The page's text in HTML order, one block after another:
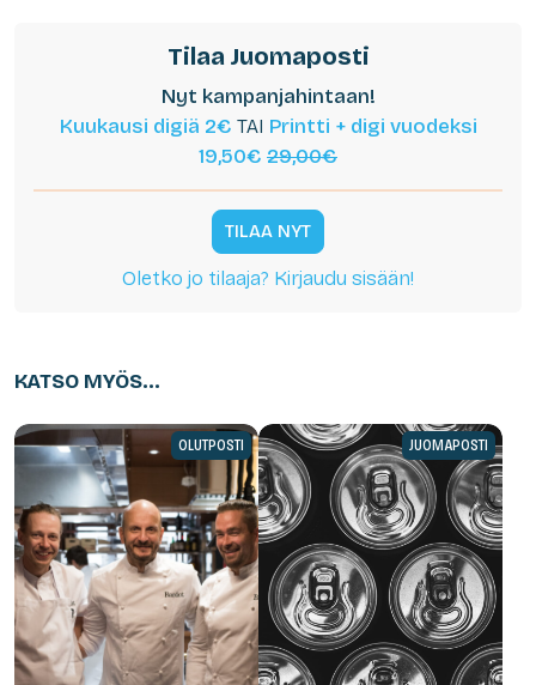
Tilaa Juomaposti
Nyt kampanjahintaan!
Kuukausi digiä 2€ TAI Printti + digi vuodeksi
19,50€ 29,00€
TILAA NYT
Oletko jo tilaaja? Kirjaudu sisään!
KATSO MYÖS...
OLUTPOSTI JUOMAPOSTI